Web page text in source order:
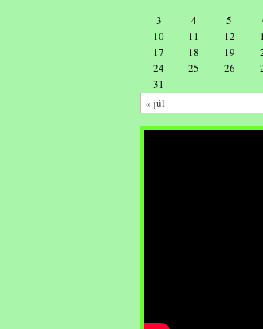
3
4 5
10
11 12
17
18 19
24
25 26
31
« júl